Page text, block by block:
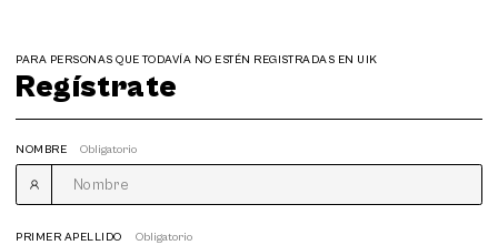
PARA PERSONAS QUE TODAVÍA NO ESTÉN REGISTRADAS EN UIK
Regístrate
NOMBRE Obligatorio
PRIMER APELLIDO Obligatorio